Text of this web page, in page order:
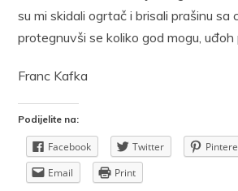
su mi skidali ogrtač i brisali prašinu sa
protegnuvši se koliko god mogu,
Franc Kafka
Podijelite na:
Facebook Twitter
Email
Print